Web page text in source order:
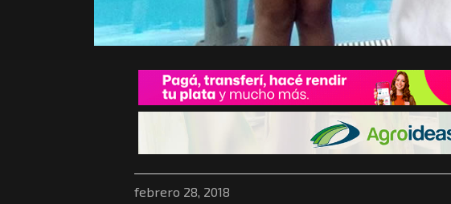
febrero 28, 2018